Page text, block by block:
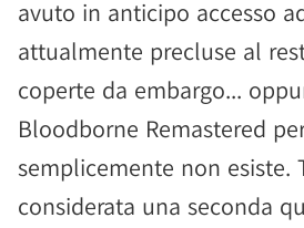
avuto in anticipo accesso
attualmente precluse al
coperte da embargo...
Bloodborne Remastered
semplicemente non esiste.
considerata una seconda